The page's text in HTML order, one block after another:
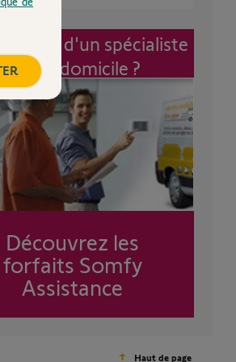
d'un spécialiste
à mon domicile ?
Découvrez les
forfaits Somfy
Assistance
Haut de page